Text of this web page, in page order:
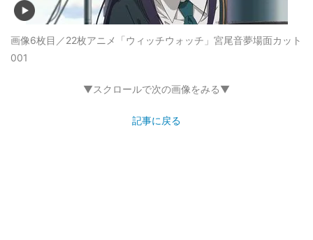
画像6枚目／22枚アニメ「ウィッチウォッチ」宮尾音夢場面カット
001
▼スクロールで次の画像をみる▼
記事に戻る